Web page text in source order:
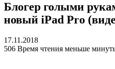
Блогер голыми
новый iPad Pro
17.11.2018
506 Время чтения меньше